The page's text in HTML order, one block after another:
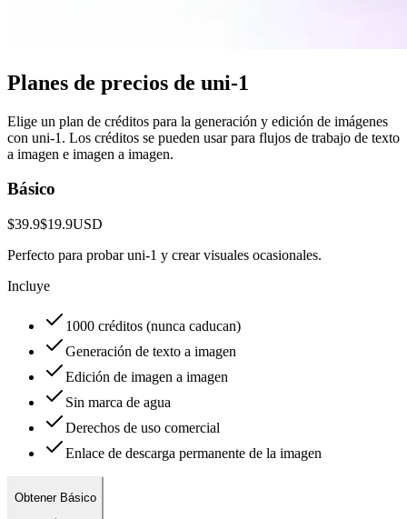
Planes de precios de uni-1
Elige un plan de créditos para la generación y edición de imágenes
con uni-1. Los créditos se pueden usar para flujos de trabajo de texto
a imagen e imagen a imagen.
Básico
$39.9$19.9USD
Perfecto para probar uni-1 y crear visuales ocasionales.
Incluye
1000 créditos (nunca caducan)
Generación de texto a imagen
Edición de imagen a imagen
Sin marca de agua
Derechos de uso comercial
Enlace de descarga permanente de la imagen
Obtener Básico